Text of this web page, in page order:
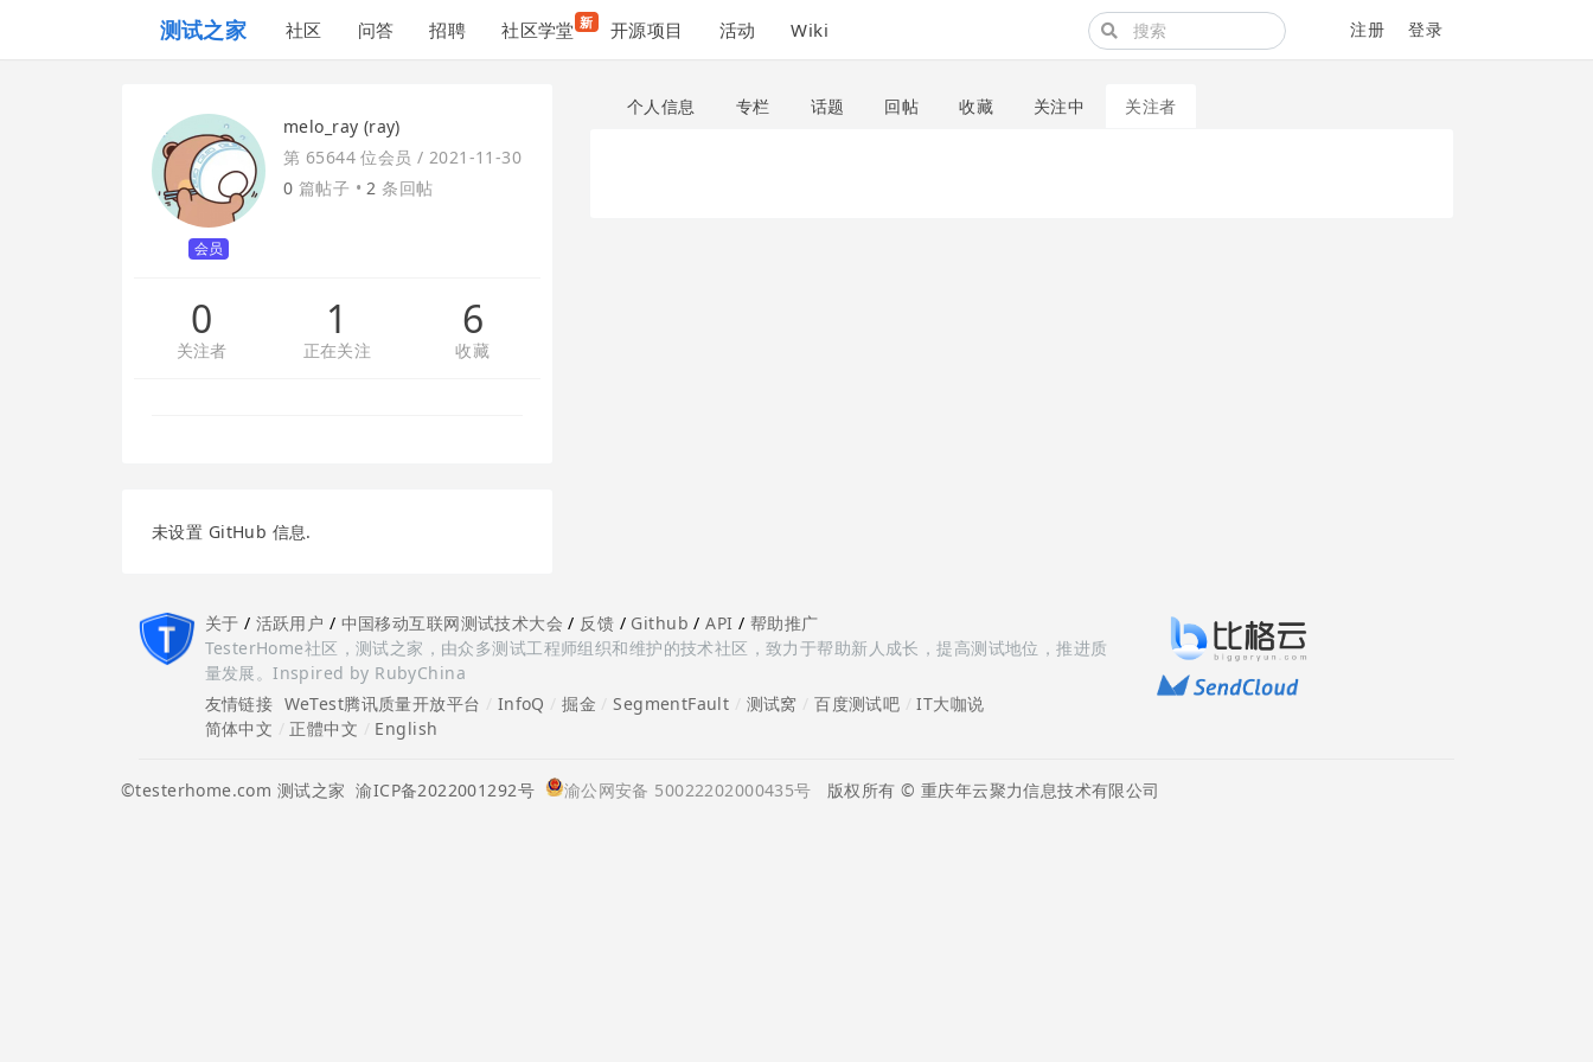
测试之家 社区 问答 招聘 社区学堂 新 开源项目 活动 Wiki 注册 登录
会员
melo_ray (ray)
第 65644 位会员 / 2021-11-30
0 篇帖子 •2 条回帖
0
关注者
1
正在关注
6
收藏
未设置 GitHub 信息.
个人信息 专栏 话题 回帖 收藏 关注中 关注者
关于 / 活跃用户 / 中国移动互联网测试技术大会 / 反馈 / Github /API / 帮助推广
TesterHome社区，测试之家，由众多测试工程师组织和维护的技术社区，致力于帮助新人成长，提高测试地位，推进质
量发展。Inspired by RubyChina
友情链接 WeTest腾讯质量开放平台 InfoQ /掘金 /SegmentFault 测试窝 /百度测试吧 /IT大咖说
简体中文
正體中文 English
©testerhome.com 测试之家 渝ICP备2022001292号 渝公网安备 50022202000435号 版权所有 © 重庆年云聚力信息技术有限公司